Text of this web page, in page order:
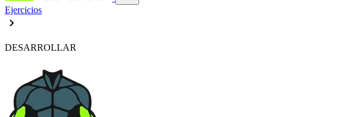
Ejercicios
DESARROLLAR